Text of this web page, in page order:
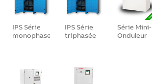
IPS Série
monophase
IPS Série
triphasée
Série Mini-
Onduleur